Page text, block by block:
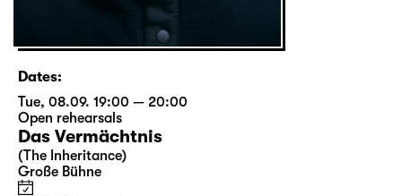
Dates:
Tue, 08.09. 19:00 — 20:00
Open rehearsals
Das Vermächtnis
(The Inheritance)
Große Bühne